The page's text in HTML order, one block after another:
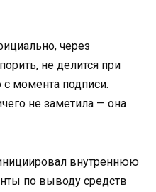
через
не делится при
момента подписи.
не заметила — она
внутреннюю
по выводу средств